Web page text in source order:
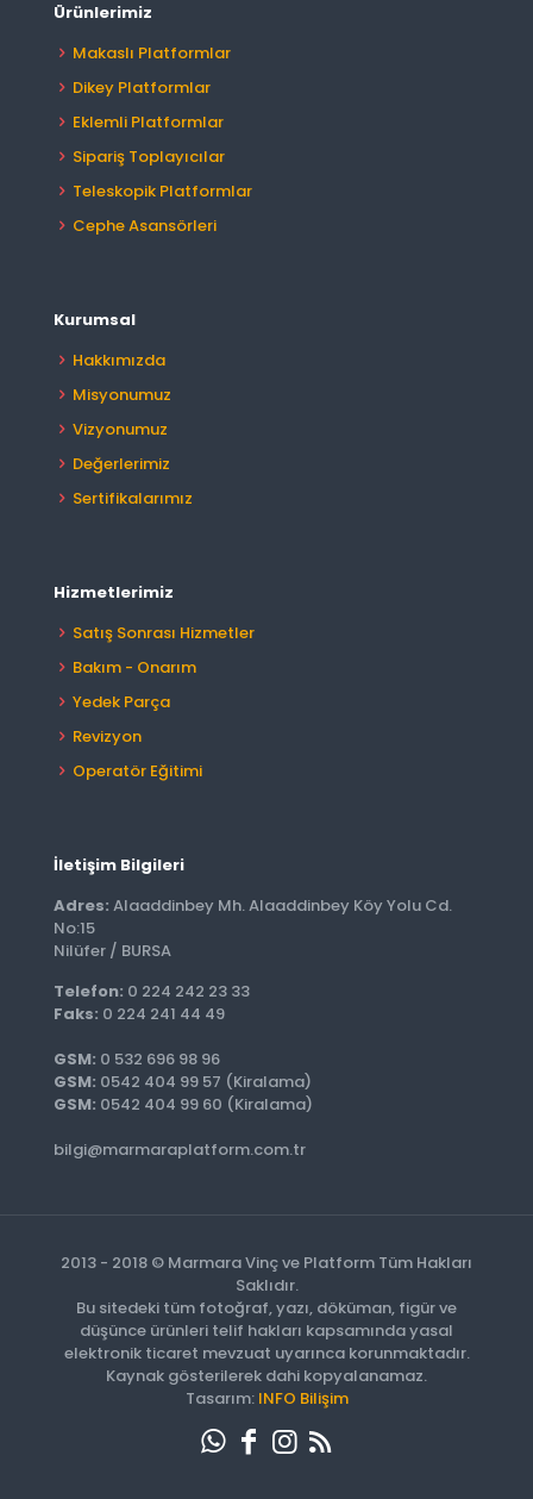
Ürünlerimiz
Makaslı Platformlar
Dikey Platformlar
Eklemli Platformlar
Sipariş Toplayıcılar
Teleskopik Platformlar
Cephe Asansörleri
Kurumsal
Hakkımızda
Misyonumuz
Vizyonumuz
Değerlerimiz
Sertifikalarımız
Hizmetlerimiz
Satış Sonrası Hizmetler
Bakım - Onarım
Yedek Parça
Revizyon
Operatör Eğitimi
İletişim Bilgileri
Adres: Alaaddinbey Mh. Alaaddinbey Köy Yolu Cd.
No:15
Nilüfer / BURSA
Telefon: 0 224 242 23 33
Faks: 0 224 241 44 49
GSM: 0 532 696 98 96
GSM: 0542 404 99 57 (Kiralama)
GSM: 0542 404 99 60 (Kiralama)
bilgi@marmaraplatform.com.tr
2013 - 2018 © Marmara Vinç ve Platform Tüm Hakları
Saklıdır.
Bu sitedeki tüm fotoğraf, yazı, döküman, figür ve
düşünce ürünleri telif hakları kapsamında yasal
elektronik ticaret mevzuat uyarınca korunmaktadır.
Kaynak gösterilerek dahi kopyalanamaz.
Tasarım: INFO Bilişim